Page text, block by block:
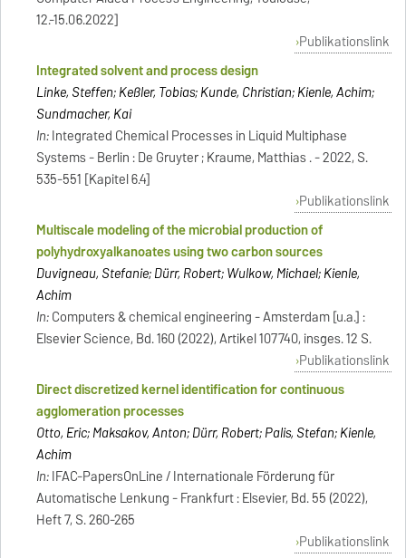
12.-15.06.2022]
Publikationslink
Integrated solvent and process design
Linke, Steffen; Keßler, Tobias; Kunde, Christian; Kienle, Achim;
Sundmacher, Kai
In:Integrated Chemical Processes in Liquid Multiphase
Systems - Berlin : De Gruyter ; Kraume, Matthias . - 2022, S.
535-551 [Kapitel 6.4]
Publikationslink
Multiscale modeling of the microbial production of
polyhydroxyalkanoates using two carbon sources
Duvigneau, Stefanie; Dürr, Robert; Wulkow, Michael; Kienle,
Achim
In:Computers & chemical engineering - Amsterdam [u.a.] :
Elsevier Science, Bd. 160 (2022), Artikel 107740, insges. 12 S.
Publikationslink
Direct discretized kernel identification for continuous
agglomeration processes
Otto, Eric; Maksakov, Anton; Dürr, Robert; Palis, Stefan; Kienle,
Achim
In:IFAC-PapersOnLine / Internationale Förderung für
Automatische Lenkung - Frankfurt : Elsevier, Bd. 55 (2022),
Heft 7, S. 260-265
Publikationslink